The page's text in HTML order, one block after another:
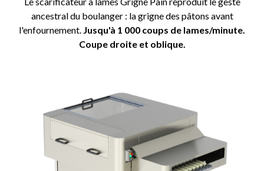
ancestral du boulanger : la grigne des pâtons avant
l'enfournement. Jusqu'à 1 000 coups de lames/minute.
Coupe droite et oblique.